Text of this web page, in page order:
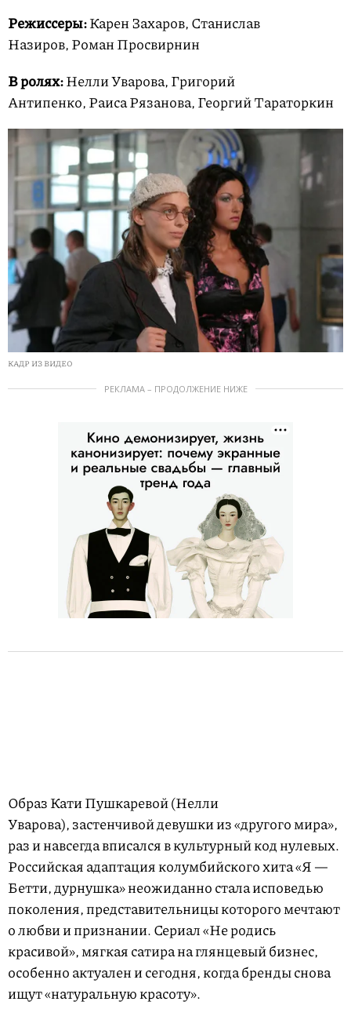
Режиссеры:Карен Захаров, Станислав
Назиров, Роман Просвирнин
В ролях:Нелли Уварова, Григорий
Антипенко, Раиса Рязанова, Георгий Тараторкин
КАДР ИЗ ВИДЕО
РЕКЛАМА – ПРОДОЛЖЕНИЕ НИЖЕ
Образ Кати Пушкаревой (Нелли
Уварова), застенчивой девушки из «другого мира»,
раз и навсегда вписался в культурный код нулевых.
Российская адаптация колумбийского хита «Я —
Бетти, дурнушка» неожиданно стала исповедью
поколения, представительницы которого мечтают
о любви и признании. Сериал «Не родись
красивой», мягкая сатира на глянцевый бизнес,
особенно актуален и сегодня, когда бренды снова
ищут «натуральную красоту».